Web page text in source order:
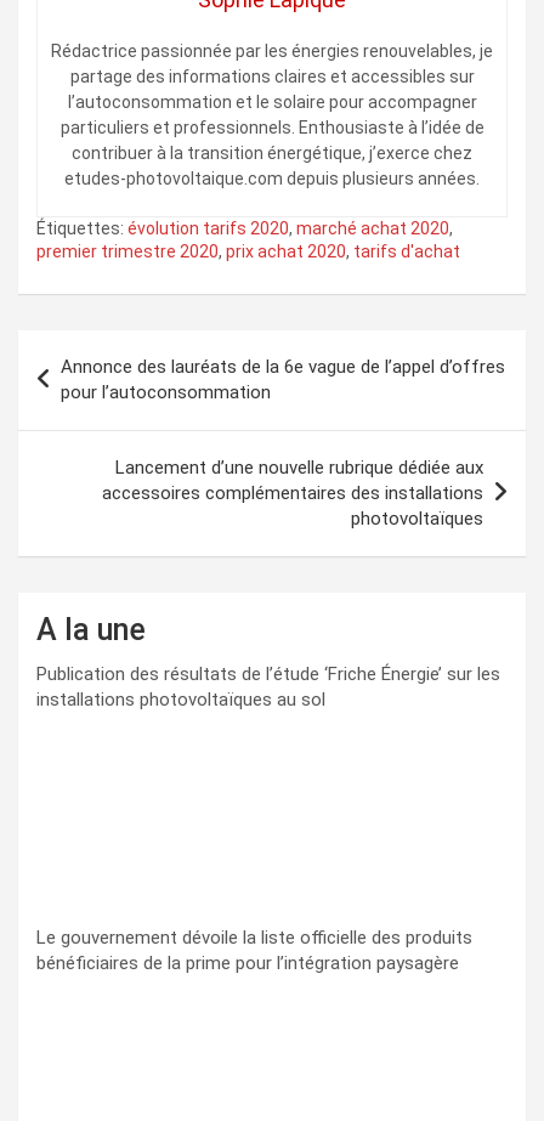
Rédactrice passionnée par les énergies renouvelables, je
partage des informations claires et accessibles sur
l’autoconsommation et le solaire pour accompagner
particuliers et professionnels. Enthousiaste à l’idée de
contribuer à la transition énergétique, j’exerce chez
etudes-photovoltaique.com depuis plusieurs années.
Étiquettes: évolution tarifs 2020, marché achat 2020,
premier trimestre 2020, prix achat 2020, tarifs d'achat
de
l’article
Annonce des lauréats de la 6e vague de l’appel d’offres
pour l’autoconsommation
Lancement d’une nouvelle rubrique dédiée aux
accessoires complémentaires des installations
photovoltaïques
A la une
Publication des résultats de l’étude ‘Friche Énergie’ sur les
installations photovoltaïques au sol
Le gouvernement dévoile la liste officielle des produits
bénéficiaires de la prime pour l’intégration paysagère